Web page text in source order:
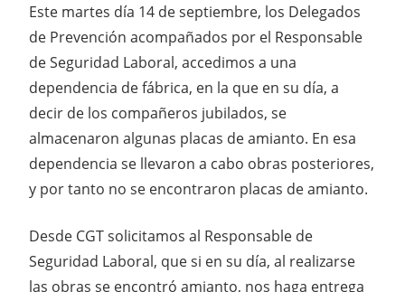
Este martes día 14 de septiembre, los Delegados
de Prevención acompañados por el Responsable
de Seguridad Laboral, accedimos a una
dependencia de fábrica, en la que en su día, a
decir de los compañeros jubilados, se
almacenaron algunas placas de amianto. En esa
dependencia se llevaron a cabo obras posteriores,
y por tanto no se encontraron placas de amianto.
Desde CGT solicitamos al Responsable de
Seguridad Laboral, que si en su día, al realizarse
las obras se encontró amianto, nos haga entrega